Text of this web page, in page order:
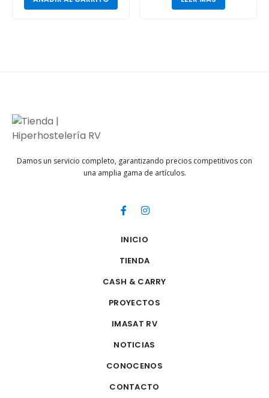
Damos un servicio completo, garantizando precios competitivos con
una amplia gama de artículos.
INICIO
TIENDA
CASH & CARRY
PROYECTOS
IMASAT RV
NOTICIAS
CONOCENOS
CONTACTO